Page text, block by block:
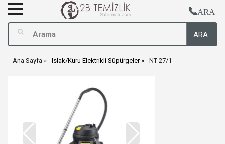
ARA
ARA
Ana Sayfa Islak/Kuru Elektrikli Süpürgeler NT 27/1